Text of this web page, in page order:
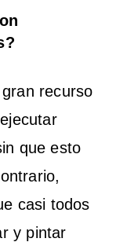
recurso
que esto
casi todos
y pintar